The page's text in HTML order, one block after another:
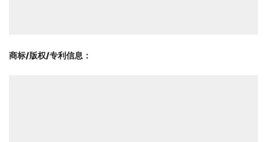
商标/版权/专利信息 ：